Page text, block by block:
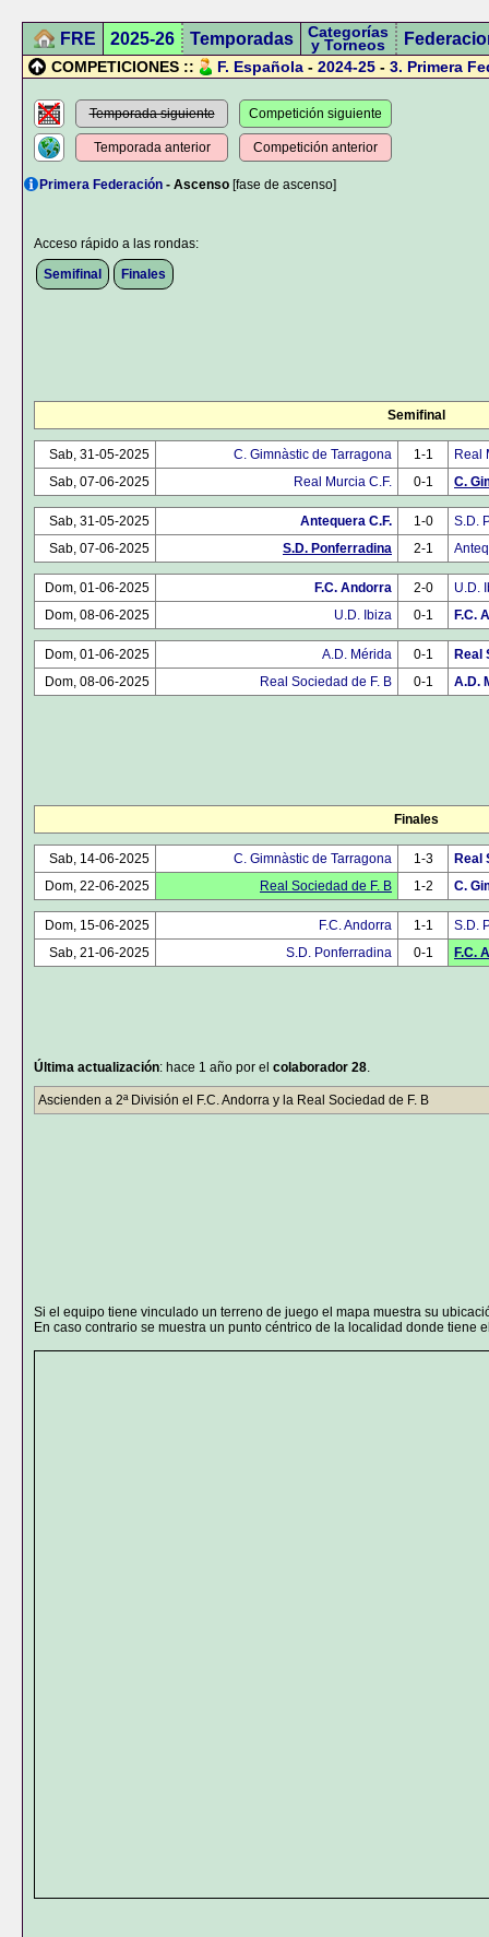
FRE 2025-26 Temporadas Categorías
y Torneos
COMPETICIONES :: F. Española - 2024-25 - 3. Primera
Temporada siguiente
Temporada anterior
Competición siguiente
Competición anterior
Primera Federación - Ascenso [fase de ascenso]
Acceso rápido a las rondas:
Semifinal
Finales
Semifinal
Sab, 31-05-2025 C. Gimnàstic de Tarragona 1-1
Real
Sab, 07-06-2025
Real Murcia C.F. 0-1 C.
Sab, 31-05-2025 Antequera C.F. 1-0
S.D.
Sab, 07-06-2025
S.D. Ponferradina 2-1
Dom, 01-06-2025 F.C. Andorra 2-0
U.D.
Dom, 08-06-2025
U.D. Ibiza 0-1 F.C.
Dom, 01-06-2025 A.D. Mérida 0-1
Real
Dom, 08-06-2025
Real Sociedad de F. B 0-1 A.D.
Finales
Sab, 14-06-2025 C. Gimnàstic de Tarragona 1-3
Real
Dom, 22-06-2025
Real Sociedad de F. B 1-2 C.
Dom, 15-06-2025 F.C. Andorra 1-1
S.D.
Sab, 21-06-2025
S.D. Ponferradina 0-1 F.C.
Última actualización: hace 1 año por el colaborador 28.
Ascienden a 2ª División el F.C. Andorra y la Real Sociedad de F. B
Si el equipo tiene vinculado un terreno de juego el mapa muestra su
En caso contrario se muestra un punto céntrico de la localidad donde tiene